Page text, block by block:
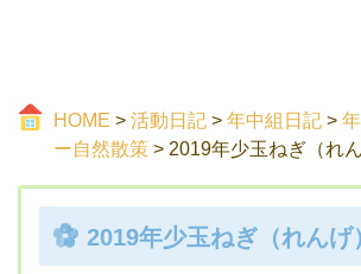
HOME > 活動日記 > 年中組日記 >
ー自然散策 > 2019年少玉ねぎ（れん
2019年少玉ねぎ（れんげ